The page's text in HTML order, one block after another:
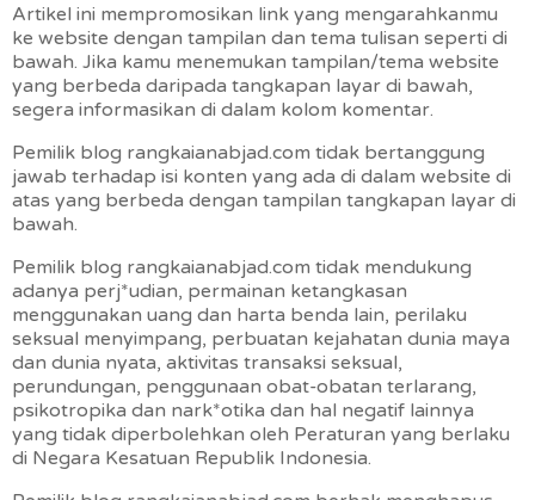
Artikel ini mempromosikan link yang mengarahkanmu
ke website dengan tampilan dan tema tulisan seperti di
bawah. Jika kamu menemukan tampilan/tema website
yang berbeda daripada tangkapan layar di bawah,
segera informasikan di dalam kolom komentar.
Pemilik blog rangkaianabjad.com tidak bertanggung
jawab terhadap isi konten yang ada di dalam website di
atas yang berbeda dengan tampilan tangkapan layar di
bawah.
Pemilik blog rangkaianabjad.com tidak mendukung
adanya perj*udian, permainan ketangkasan
menggunakan uang dan harta benda lain, perilaku
seksual menyimpang, perbuatan kejahatan dunia maya
dan dunia nyata, aktivitas transaksi seksual,
perundungan, penggunaan obat-obatan terlarang,
psikotropika dan nark*otika dan hal negatif lainnya
yang tidak diperbolehkan oleh Peraturan yang berlaku
di Negara Kesatuan Republik Indonesia.